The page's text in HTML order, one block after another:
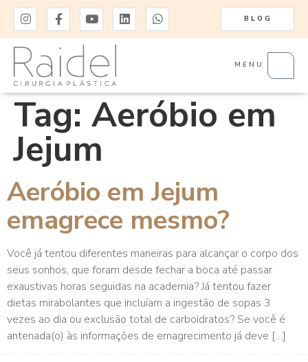
BLOG
MENU
Tag: Aeróbio em
Jejum
Aeróbio em Jejum
emagrece mesmo?
Você já tentou diferentes maneiras para alcançar o corpo dos
seus sonhos, que foram desde fechar a boca até passar
exaustivas horas seguidas na academia? Já tentou fazer
dietas mirabolantes que incluíam a ingestão de sopas 3
vezes ao dia ou exclusão total de carboidratos? Se você é
antenada(o) às informações de emagrecimento já deve […]